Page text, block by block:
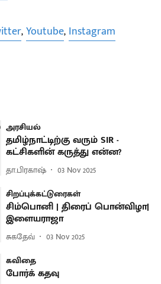
,Youtube, Instagram
அரசியல்
தமிழ்நாட்டிற்கு வரும் SIR -
கட்சிகளின் கருத்து என்ன?
தா.பிரகாஷ்
03 Nov 2025
சிறப்புக்கட்டுரைகள்
சிம்பொனி | திரைப் பொன்விழா|
இளையராஜா
சுகதேவ்
03 Nov 2025
கவிதை
போர்க் கதவு